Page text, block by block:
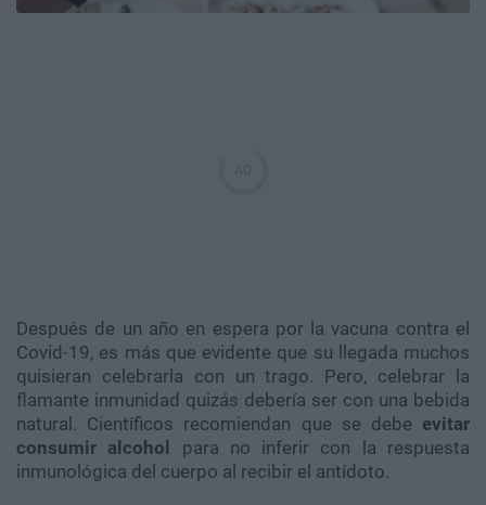
Después de un año en espera por la vacuna contra el
Covid-19, es más que evidente que su llegada muchos
quisieran celebrarla con un trago. Pero, celebrar la
flamante inmunidad quizás debería ser con una bebida
natural. Científicos recomiendan que se debe evitar
consumir alcohol para no inferir con la respuesta
inmunológica del cuerpo al recibir el antídoto.